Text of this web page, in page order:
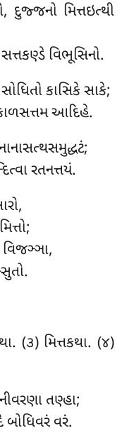
દુજ્જનો મિત્તઇત્થી
વિભૂસિનો.
કાસિકે સાકે;
આદિહે.
રતનત્તયં.
વિજઞ્ઞા,
(૩) મિત્તકથા. (૪)
તણ્હા;
બોધિવરં વરં.